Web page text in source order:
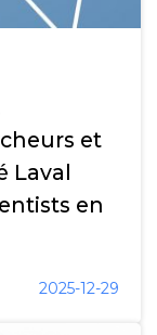
et
Laval
en
2025-12-29